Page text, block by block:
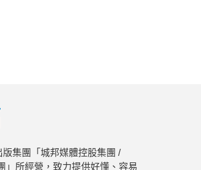
集團「城邦媒體控股集團 /
」所經營，致力提供好懂、容易